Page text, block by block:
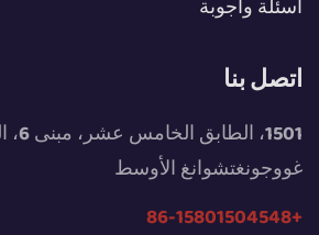
أسئلة وأجوبة
اتصل بنا
غووجونغتشوانغ الأوسط
+86-15801504548